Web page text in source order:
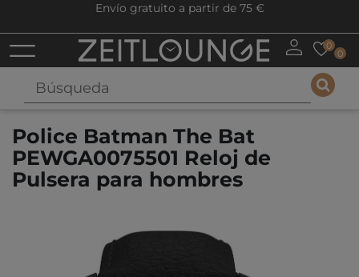
Envío gratuito a partir de 75 €
0
0
Police Batman The Bat
PEWGA0075501 Reloj de
Pulsera para hombres